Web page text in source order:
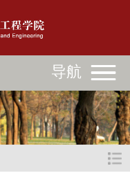
导航